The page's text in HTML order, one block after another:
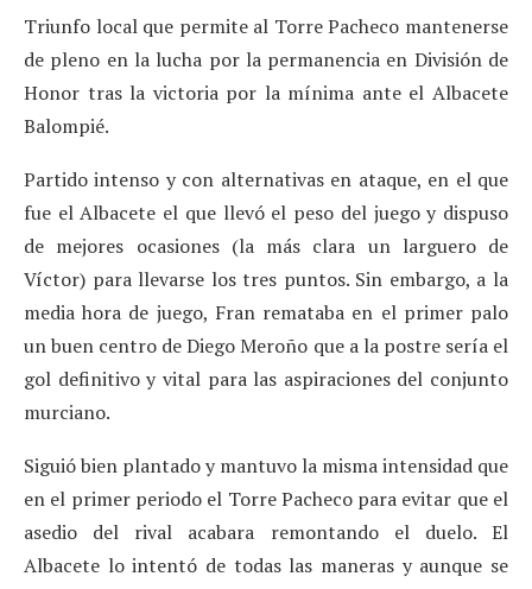
Triunfo local que permite al Torre Pacheco mantenerse
de pleno en la lucha por la permanencia en División de
Honor tras la victoria por la mínima ante el Albacete
Balompié.
Partido intenso y con alternativas en ataque, en el que
fue el Albacete el que llevó el peso del juego y dispuso
de mejores ocasiones (la más clara un larguero de
Víctor) para llevarse los tres puntos. Sin embargo, a la
media hora de juego, Fran remataba en el primer palo
un buen centro de Diego Meroño que a la postre sería el
gol definitivo y vital para las aspiraciones del conjunto
murciano.
Siguió bien plantado y mantuvo la misma intensidad que
en el primer periodo el Torre Pacheco para evitar que el
asedio del rival acabara remontando el duelo. El
Albacete lo intentó de todas las maneras y aunque se